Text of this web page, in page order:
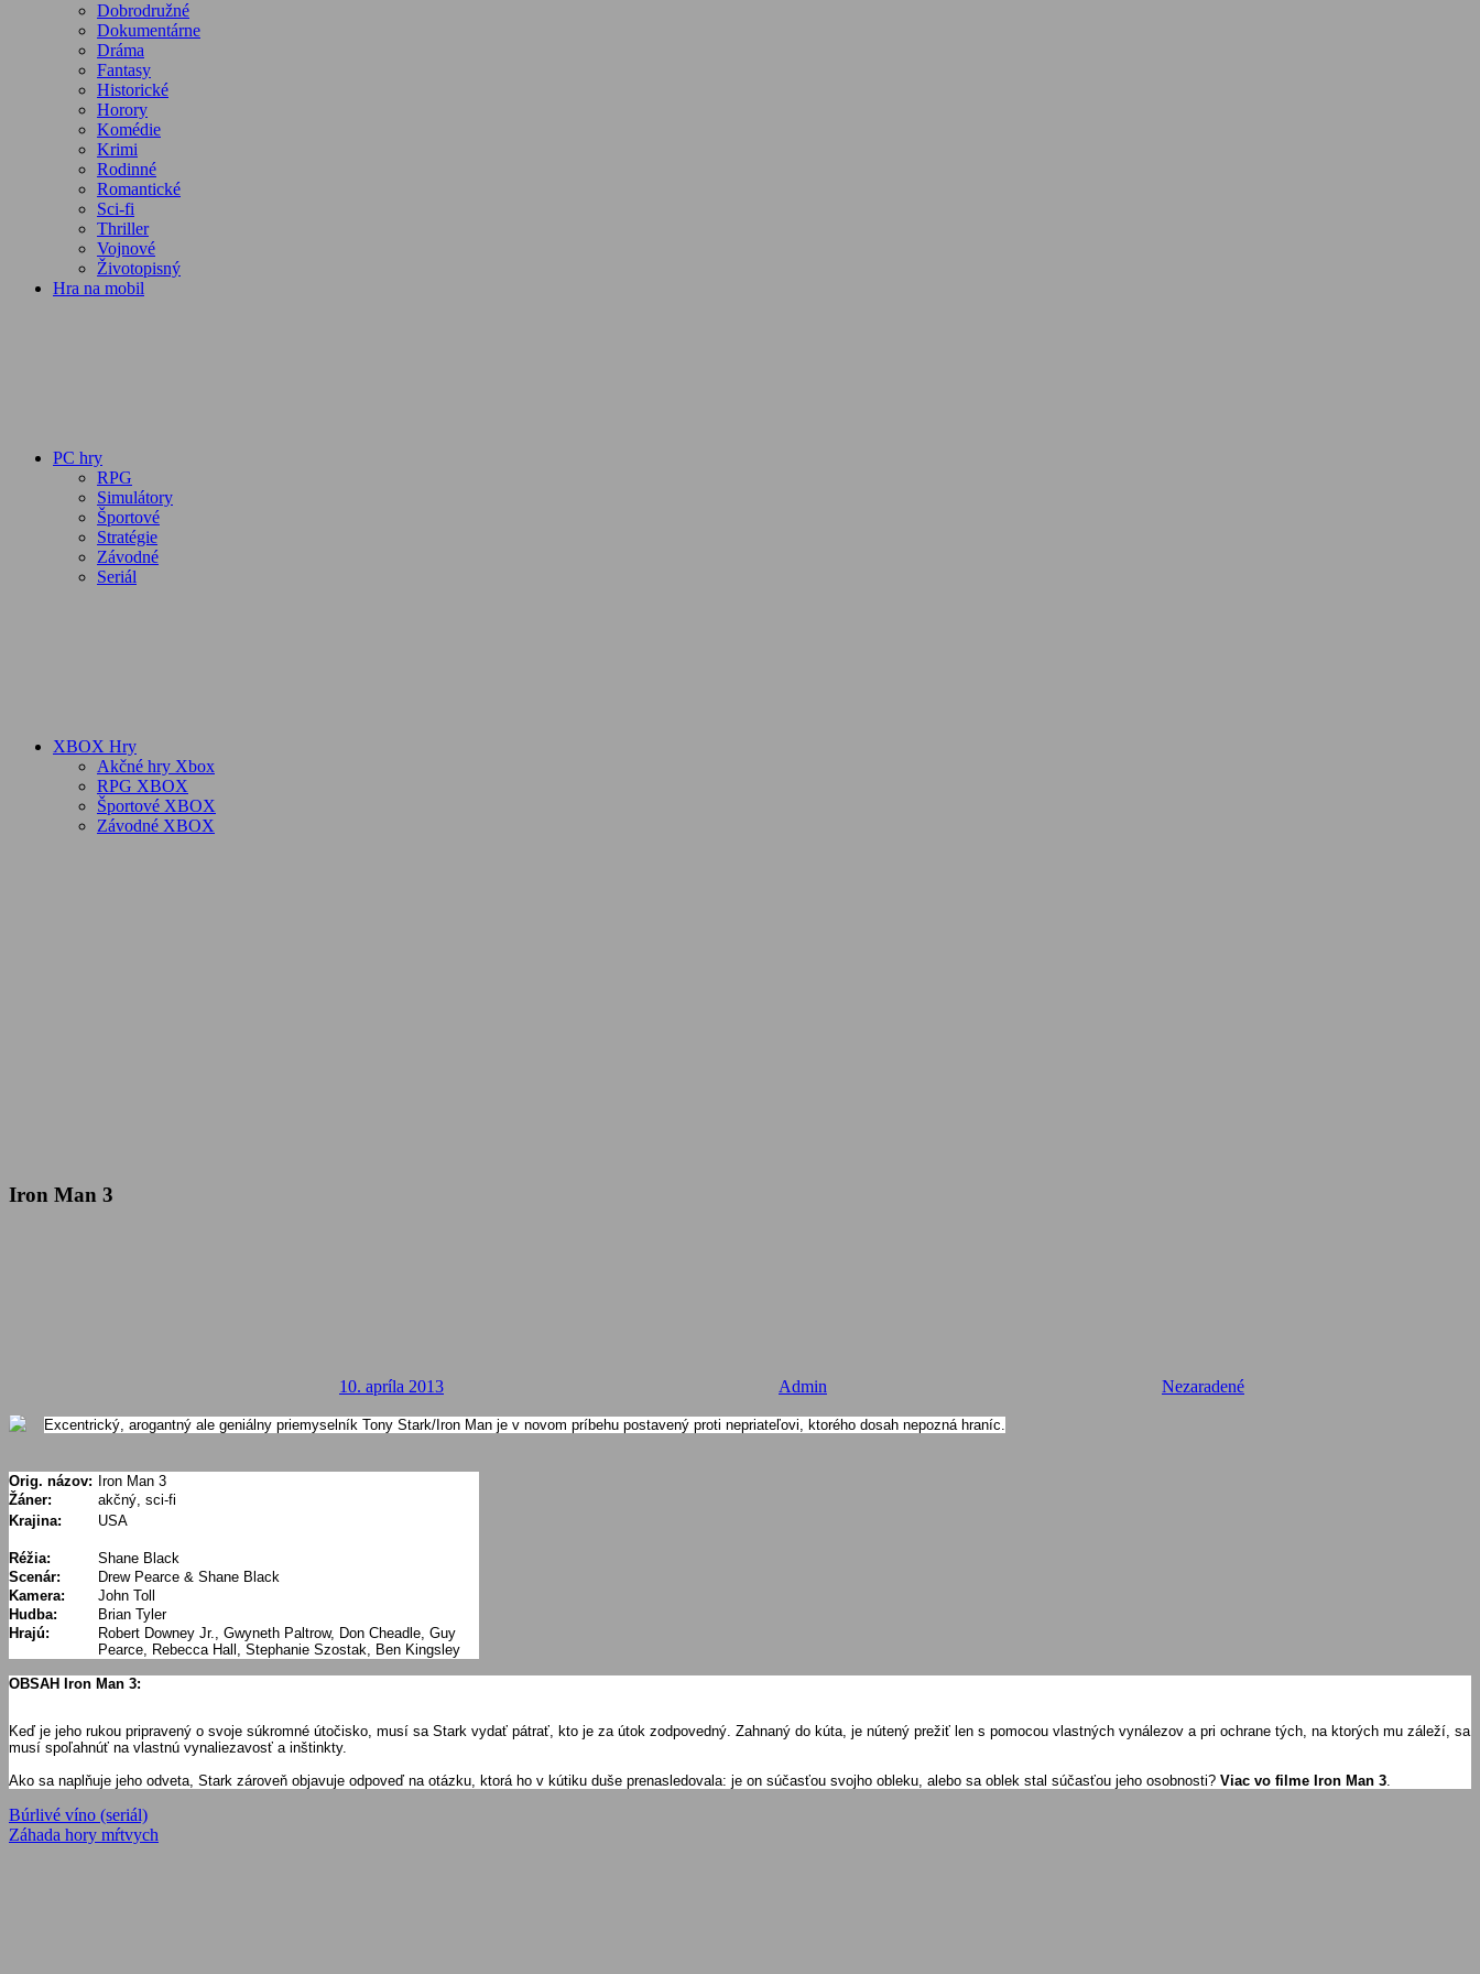
Dobrodružné
Dokumentárne
Dráma
Fantasy
Historické
Horory
Komédie
Krimi
Rodinné
Romantické
Sci-fi
Thriller
Vojnové
Životopisný
Hra na mobil
PC hry
RPG
Simulátory
Športové
Stratégie
Závodné
Seriál
XBOX Hry
Akčné hry Xbox
RPG XBOX
Športové XBOX
Závodné XBOX
Iron Man 3
10. apríla 2013 Admin Nezaradené
Excentrický, arogantný ale geniálny priemyselník Tony Stark/Iron Man je v novom príbehu postavený proti nepriateľovi, ktorého dosah nepozná hraníc.
Orig. názov:
Iron Man 3
Žáner:
akčný, sci-fi
Krajina:
USA
Réžia:
Shane Black
Scenár:
Drew Pearce & Shane Black
Kamera:
John Toll
Hudba:
Brian Tyler
Hrajú:
Robert Downey Jr., Gwyneth Paltrow, Don Cheadle, Guy
Pearce, Rebecca Hall, Stephanie Szostak, Ben Kingsley
OBSAH Iron Man 3:
Keď je jeho rukou pripravený o svoje súkromné útočisko, musí sa Stark vydať pátrať, kto je za útok zodpovedný. Zahnaný do kúta, je nútený prežiť len s pomocou vlastných vynálezov a pri ochrane tých, na ktorých mu záleží, sa
musí spoľahnúť na vlastnú vynaliezavosť a inštinkty.
Ako sa naplňuje jeho odveta, Stark zároveň objavuje odpoveď na otázku, ktorá ho v kútiku duše prenasledovala: je on súčasťou svojho obleku, alebo sa oblek stal súčasťou jeho osobnosti? Viac vo filme Iron Man 3.
Navigácia
v
Previous
Post:
Búrlivé víno (seriál)
Next
Záhada hory mŕtvych